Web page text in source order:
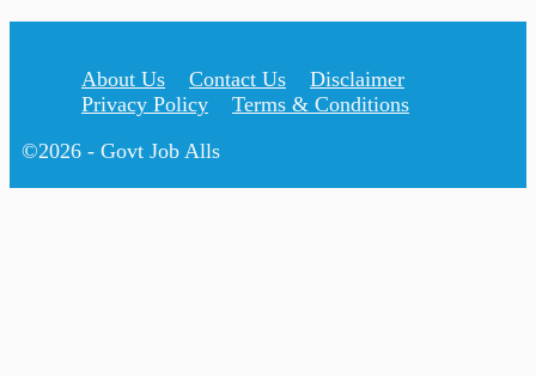
About Us Contact Us
Disclaimer
Privacy Policy
Terms & Conditions
©2026 - Govt Job Alls